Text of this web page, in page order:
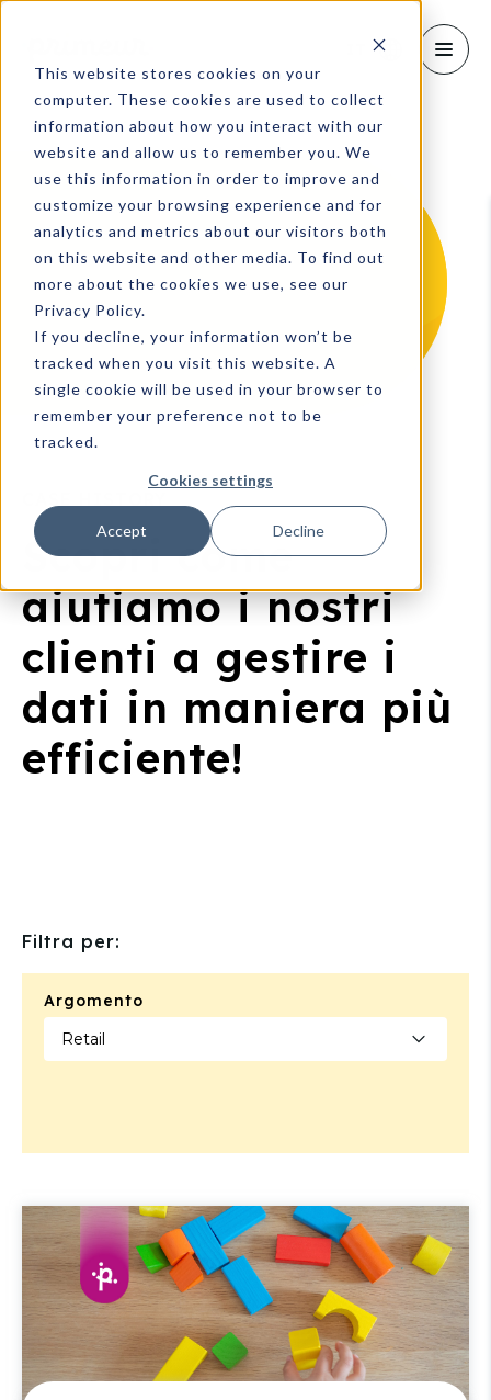
This website stores cookies on your
computer. These cookies are used to collect
information about how you interact with our
website and allow us to remember you. We
use this information in order to improve and
customize your browsing experience and for
analytics and metrics about our visitors both
on this website and other media. To find out
more about the cookies we use, see our
Privacy Policy.
If you decline, your information won’t be
tracked when you visit this website. A
single cookie will be used in your browser to
remember your preference not to be
tracked.
Cookies settings
Accept Decline
Scopri come
aiutiamo i nostri
clienti a gestire i
dati in maniera più
efficiente!
Filtra per:
Argomento